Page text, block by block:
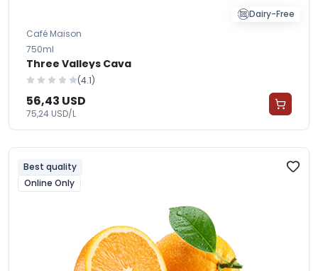
Dairy-Free
Café Maison
750ml
Three Valleys Cava
(4.1)
56,43 USD
75,24 USD/L
Best quality
Online Only